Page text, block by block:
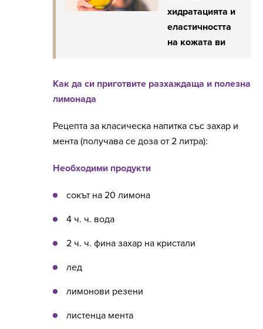
хидратацията и
еластичността
на кожата ви
Как да си приготвите разхаждаща и полезна
лимонада
Рецепта за класическа напитка със захар и
мента (получава се доза от 2 литра):
Необходими продукти
сокът на 20 лимона
4 ч. ч. вода
2 ч. ч. фина захар на кристали
лед
лимонови резени
листенца мента